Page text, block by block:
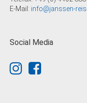
E-Mail: info@janssen-
Social Media